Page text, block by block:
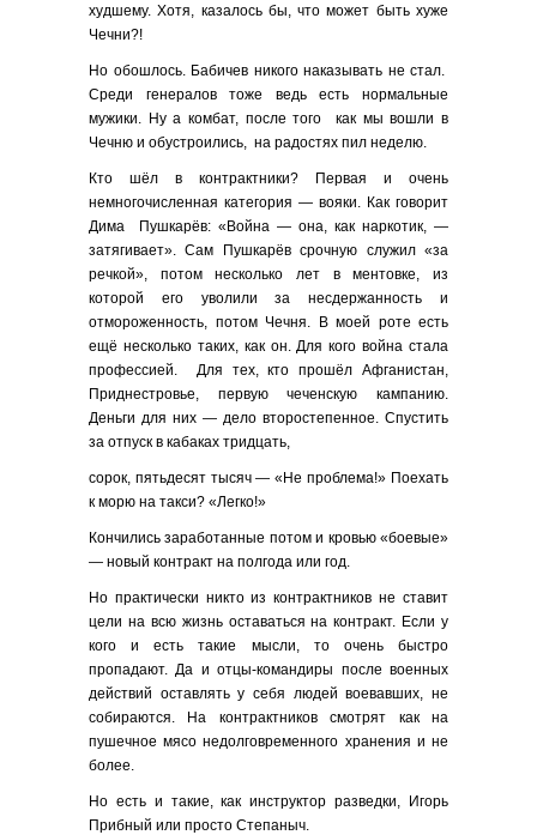
худшему. Хотя, казалось бы, что может быть хуже
Чечни?!
Но обошлось. Бабичев никого наказывать не стал.
Среди генералов тоже ведь есть нормальные
мужики. Ну а комбат, после того как мы вошли в
Чечню и обустроились, на радостях пил неделю.
Кто шёл в контрактники? Первая и очень
немногочисленная категория — вояки. Как говорит
Дима Пушкарёв: «Война — она, как наркотик, —
затягивает». Сам Пушкарёв срочную служил «за
речкой», потом несколько лет в ментовке, из
которой его уволили за несдержанность и
отмороженность, потом Чечня. В моей роте есть
ещё несколько таких, как он. Для кого война стала
профессией. Для тех, кто прошёл Афганистан,
Приднестровье, первую чеченскую кампанию.
Деньги для них — дело второстепенное. Спустить
за отпуск в кабаках тридцать,
сорок, пятьдесят тысяч — «Не проблема!» Поехать
к морю на такси? «Легко!»
Кончились заработанные потом и кровью «боевые»
— новый контракт на полгода или год.
Но практически никто из контрактников не ставит
цели на всю жизнь оставаться на контракт. Если у
кого и есть такие мысли, то очень быстро
пропадают. Да и отцы-командиры после военных
действий оставлять у себя людей воевавших, не
собираются. На контрактников смотрят как на
пушечное мясо недолговременного хранения и не
более.
Но есть и такие, как инструктор разведки, Игорь
Прибный или просто Степаныч.